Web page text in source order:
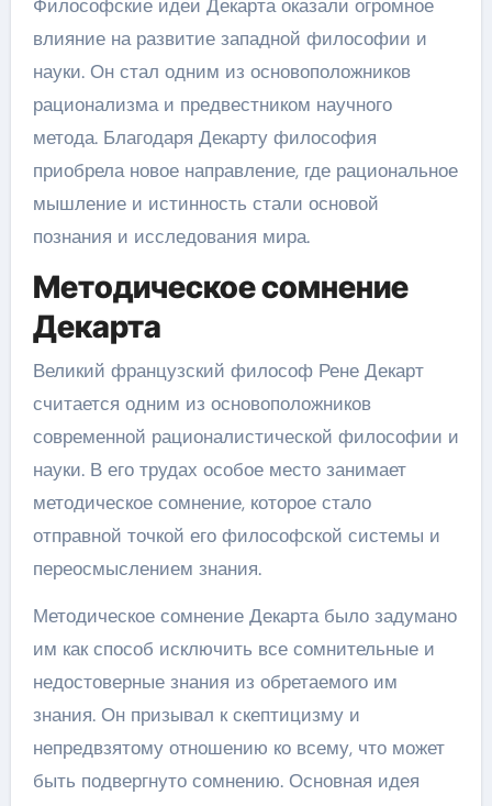
Философские идеи Декарта оказали огромное
влияние на развитие западной философии и
науки. Он стал одним из основоположников
рационализма и предвестником научного
метода. Благодаря Декарту философия
приобрела новое направление, где рациональное
мышление и истинность стали основой
познания и исследования мира.
Методическое сомнение
Декарта
Великий французский философ Рене Декарт
считается одним из основоположников
современной рационалистической философии и
науки. В его трудах особое место занимает
методическое сомнение, которое стало
отправной точкой его философской системы и
переосмыслением знания.
Методическое сомнение Декарта было задумано
им как способ исключить все сомнительные и
недостоверные знания из обретаемого им
знания. Он призывал к скептицизму и
непредвзятому отношению ко всему, что может
быть подвергнуто сомнению. Основная идея